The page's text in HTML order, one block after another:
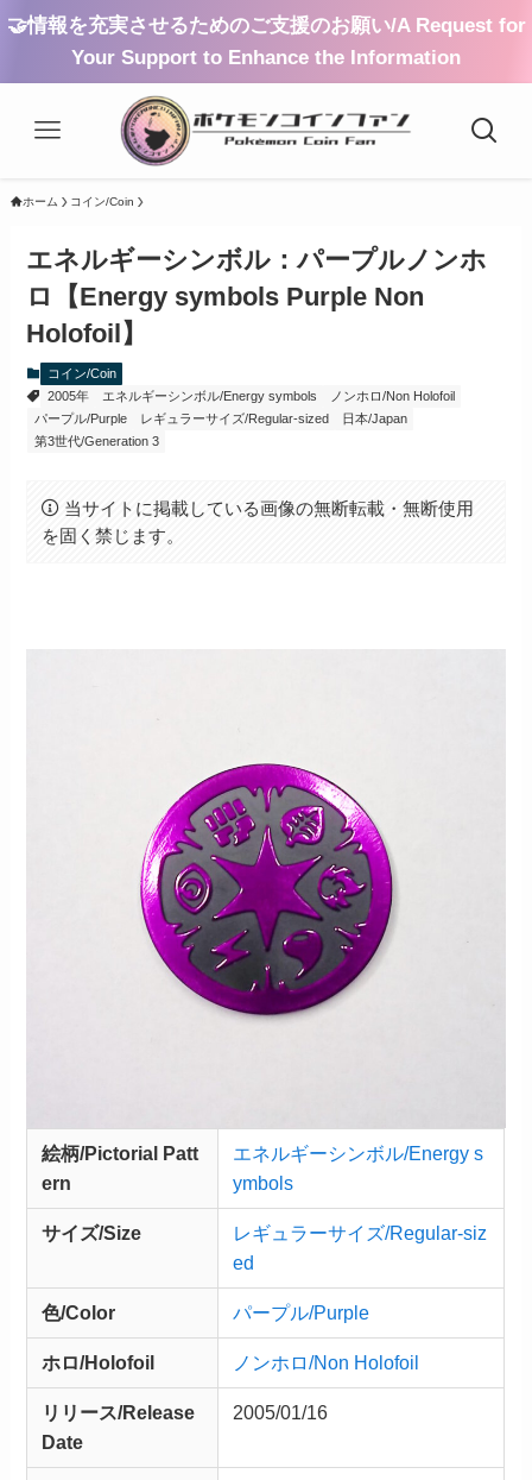
🤝情報を充実させるためのご支援のお願い/A Request for
Your Support to Enhance the Information
ホーム コイン/Coin
エネルギーシンボル：パープルノンホ
ロ【Energy symbols Purple Non
Holofoil】
コイン/Coin
2005年
エネルギーシンボル/Energy symbols
ノンホロ/Non Holofoil
パープル/Purple
レギュラーサイズ/Regular-sized
日本/Japan
第3世代/Generation 3
当サイトに掲載している画像の無断転載・無断使用
を固く禁じます。
絵柄/Pictorial Patt
ern
エネルギーシンボル/Energy s
ymbols
サイズ/Size
レギュラーサイズ/Regular-siz
ed
色/Color パープル/Purple
ホロ/Holofoil ノンホロ/Non Holofoil
リリース/Release
Date
2005/01/16